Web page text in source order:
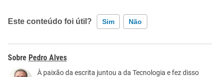
Este conteúdo foi útil? Sim Não
Este conteúdo não tem a informação que procuro
Pedro Alves
À paixão da escrita juntou a da Tecnologia e fez disso